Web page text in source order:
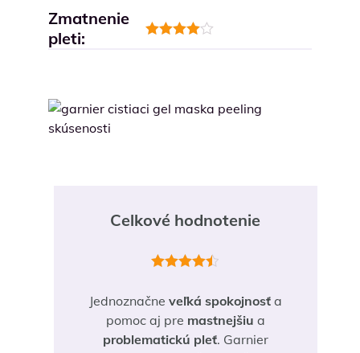
Zmatnenie
pleti:
Celkové hodnotenie
Jednoznačne veľká spokojnosťa
pomoc aj pre mastnejšiu a
problematickú pleť. Garnier